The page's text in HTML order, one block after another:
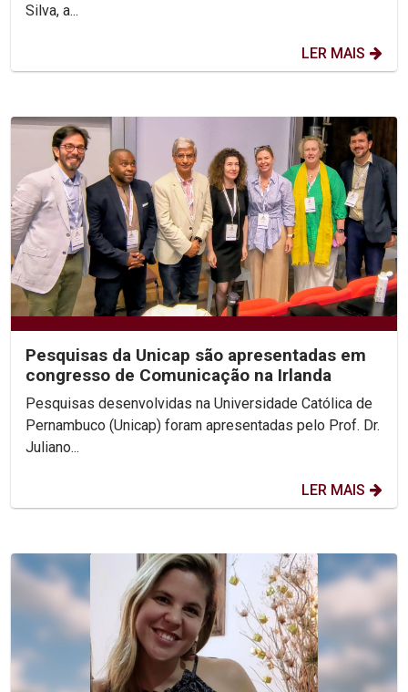
Silva, a...
LER MAIS
Pesquisas da Unicap são apresentadas em
congresso de Comunicação na Irlanda
Pesquisas desenvolvidas na Universidade Católica de
Pernambuco (Unicap) foram apresentadas pelo Prof. Dr.
Juliano...
LER MAIS